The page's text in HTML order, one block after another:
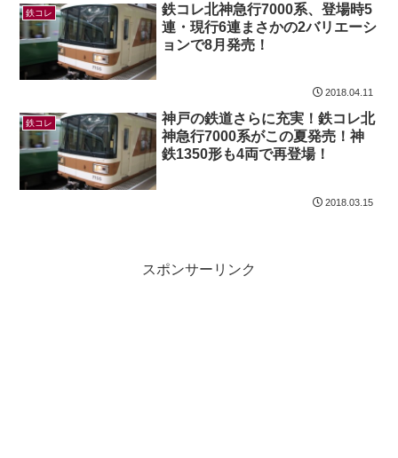
鉄コレ
鉄コレ北神急行7000系、登場時5
連・現行6連まさかの2バリエーシ
ョンで8月発売！
2018.04.11
鉄コレ
神戸の鉄道さらに充実！鉄コレ北
神急行7000系がこの夏発売！神
鉄1350形も4両で再登場！
2018.03.15
スポンサーリンク